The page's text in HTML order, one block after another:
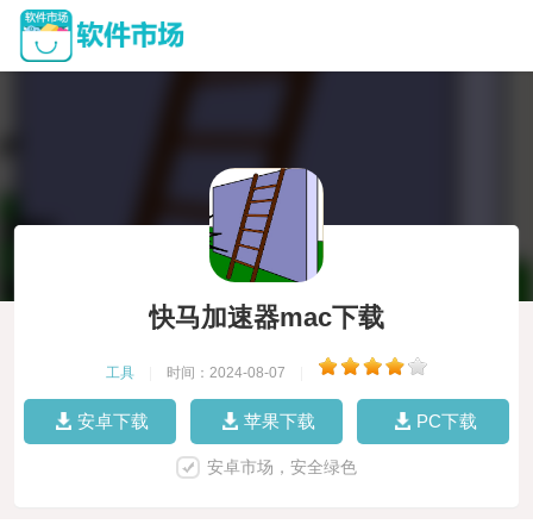
快马加速器mac下载
工具 时间：2024-08-07
安卓下载 苹果下载 PC下载
安卓市场，安全绿色